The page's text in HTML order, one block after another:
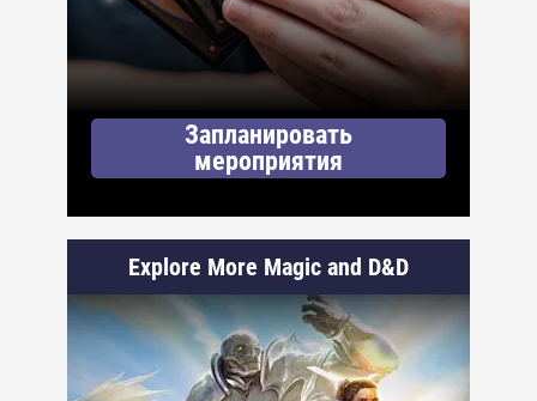
Запланировать
мероприятия
Explore More Magic and D&D